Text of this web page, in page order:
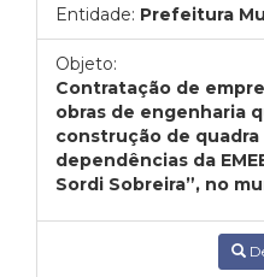
Entidade: Prefeitura
Objeto:
Contratação de
obras de engenharia
construção de
dependências da
Sordi Sobreira”, no